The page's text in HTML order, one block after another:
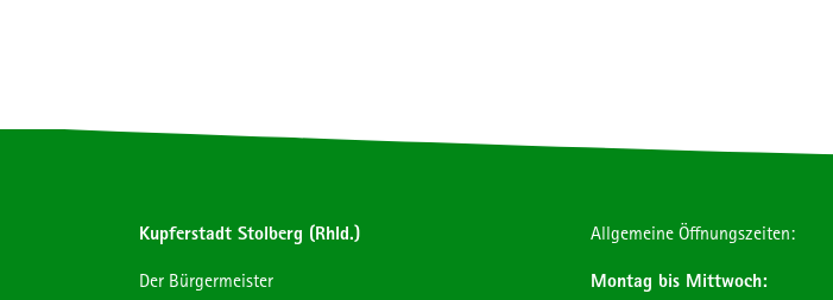
Kupferstadt Stolberg (Rhld.)
Der Bürgermeister
Allgemeine Öffnungszeiten:
Montag bis Mittwoch: